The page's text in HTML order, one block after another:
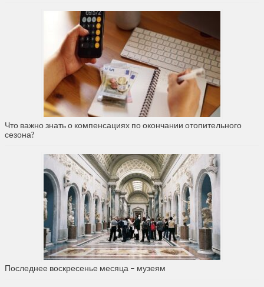
Что важно знать о компенсациях по окончании отопительного
сезона?
Последнее воскресенье месяца – музеям